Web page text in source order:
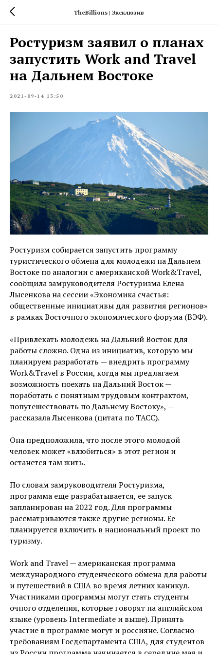
TheBillions | Эксклюзив
Ростуризм заявил о планах
запустить Work and Travel
на Дальнем Востоке
2021-09-14 13:50
Ростуризм собирается запустить программу
туристического обмена для молодежи на Дальнем
Востоке по аналогии с американской Work&Travel,
сообщила замруководителя Ростуризма Елена
Лысенкова на сессии «Экономика счастья:
общественные инициативы для развития регионов»
в рамках Восточного экономического форума (ВЭФ).
«Привлекать молодежь на Дальний Восток для
работы сложно. Одна из инициатив, которую мы
планируем разработать — внедрить программу
Work&Travel в России, когда мы предлагаем
возможность поехать на Дальний Восток —
поработать с понятным трудовым контрактом,
попутешествовать по Дальнему Востоку», —
рассказала Лысенкова (цитата по ТАСС).
Она предположила, что после этого молодой
человек может «влюбиться» в этот регион и
останется там жить.
По словам замруководителя Ростуризма,
программа еще разрабатывается, ее запуск
запланирован на 2022 год. Для программы
рассматриваются также другие регионы. Ее
планируется включить в национальный проект по
туризму.
Work and Travel — американская программа
международного студенческого обмена для работы
и путешествий в США во время летних каникул.
Участниками программы могут стать студенты
очного отделения, которые говорят на английском
языке (уровень Intermediate и выше). Принять
участие в программе могут и россияне. Согласно
требованиям Госдепартамента США, для студентов